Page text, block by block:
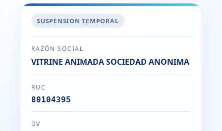
SUSPENSION TEMPORAL
RAZÓN SOCIAL
VITRINE ANIMADA SOCIEDAD ANONIMA
RUC
80104395
DV